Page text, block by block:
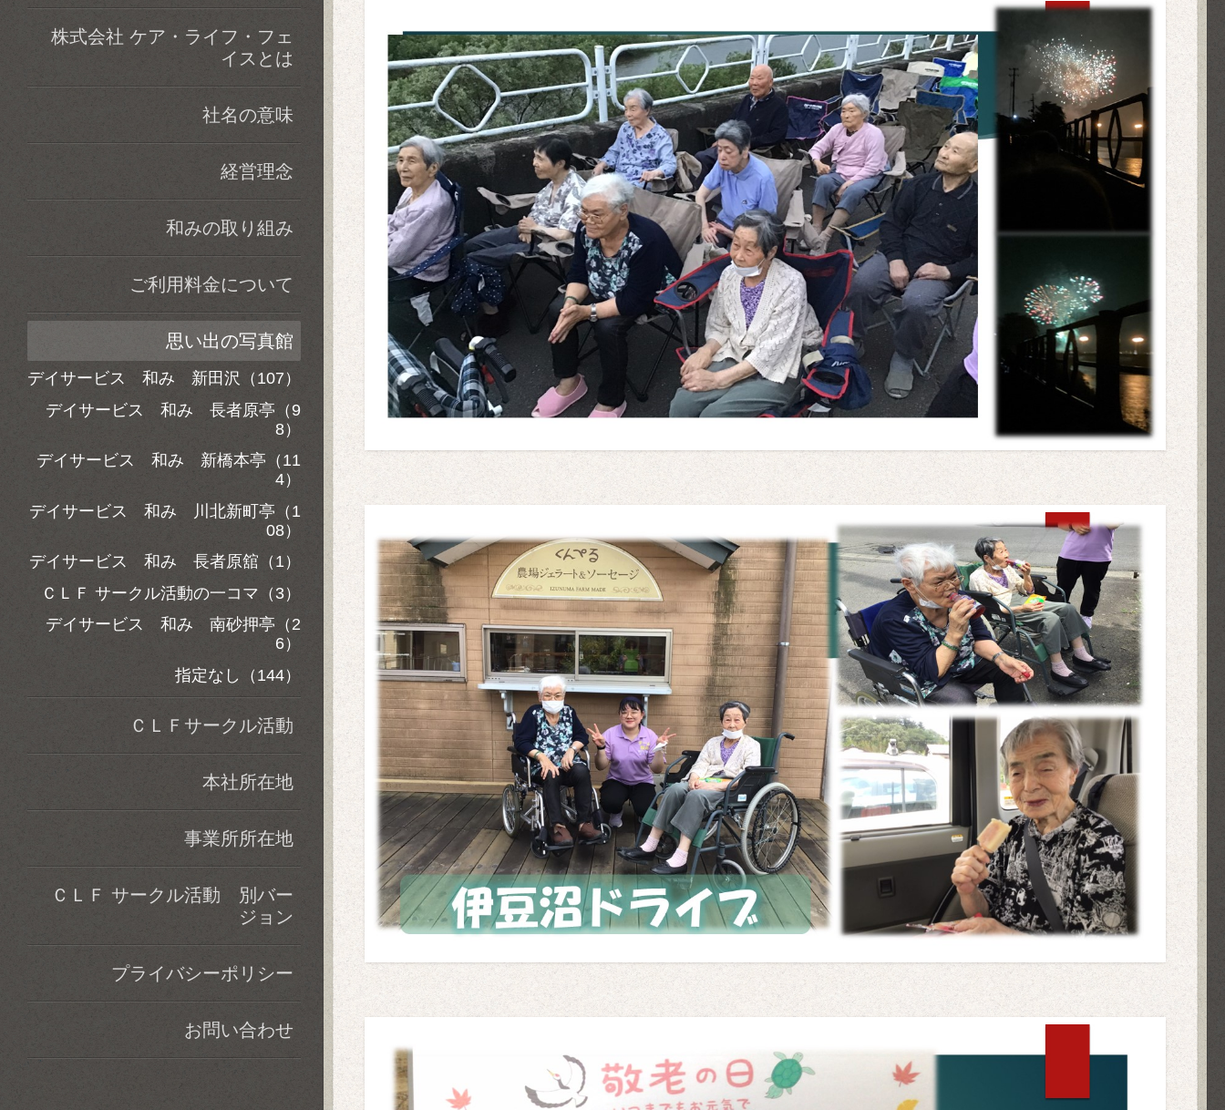
株式会社 ケア・ライフ・フェ
イスとは
社名の意味
経営理念
和みの取り組み
ご利用料金について
思い出の写真館
デイサービス 和み 新田沢（107）
デイサービス 和み 長者原亭（9
8）
デイサービス 和み 新橋本亭（11
4）
デイサービス 和み 川北新町亭（1
08）
デイサービス 和み 長者原舘（1）
ＣＬＦ サークル活動の一コマ（3）
デイサービス 和み 南砂押亭（2
6）
指定なし（144）
ＣＬＦサークル活動
本社所在地
事業所所在地
ＣＬＦ サークル活動 別バー
ジョン
プライバシーポリシー
お問い合わせ